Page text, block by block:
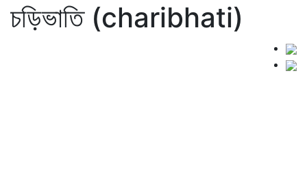
চড়িভাতি (charibhati)